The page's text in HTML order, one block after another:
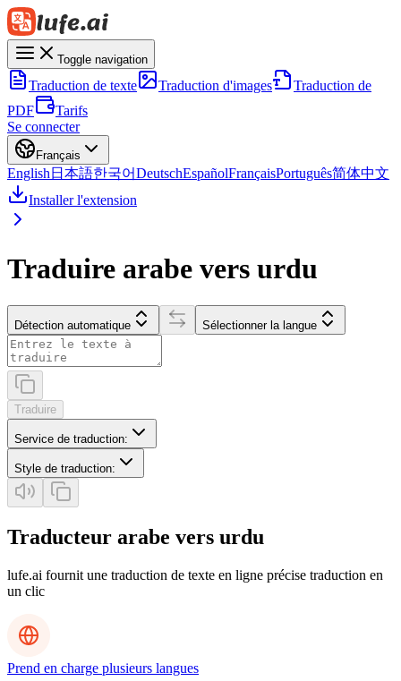
Toggle navigation
Traduction de texte Traduction d'images
Traduction de
PDF
Tarifs
Se connecter
Français
English 日本語한국어DeutschEspañolFrançaisPortuguês简体中文
Installer l'extension
Traduire arabe vers urdu
Détection automatique Sélectionner la langue
Traduire
Service de traduction:
Style de traduction:
Traducteur arabe vers urdu
lufe.ai fournit une traduction de texte en ligne précise traduction en
un clic
Prend en charge plusieurs langues